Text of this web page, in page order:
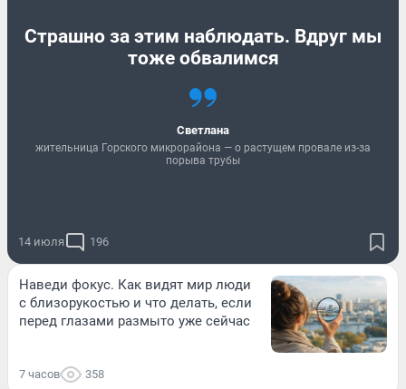
Страшно за этим наблюдать. Вдруг мы
тоже обвалимся
Светлана
жительница Горского микрорайона — о растущем провале из-за
порыва трубы
14 июля 196
Наведи фокус. Как видят мир люди
с близорукостью и что делать, если
перед глазами размыто уже сейчас
7 часов 358